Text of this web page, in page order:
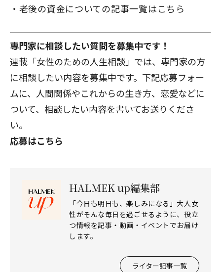
老後の資金についての記事一覧はこちら
専門家に相談したい質問を募集中です！
連載「女性のための人生相談」では、専門家の方
に相談したい内容を募集中です。下記応募フォー
ムに、人間関係やこれからの生き方、恋愛などに
ついて、相談したい内容を書いてお送りくださ
い。
応募はこちら
HALMEK up編集部
「今日も明日も、楽しみになる」大人女
性がそんな毎日を過ごせるように、役立
つ情報を記事・動画・イベントでお届け
します。
ライター記事一覧